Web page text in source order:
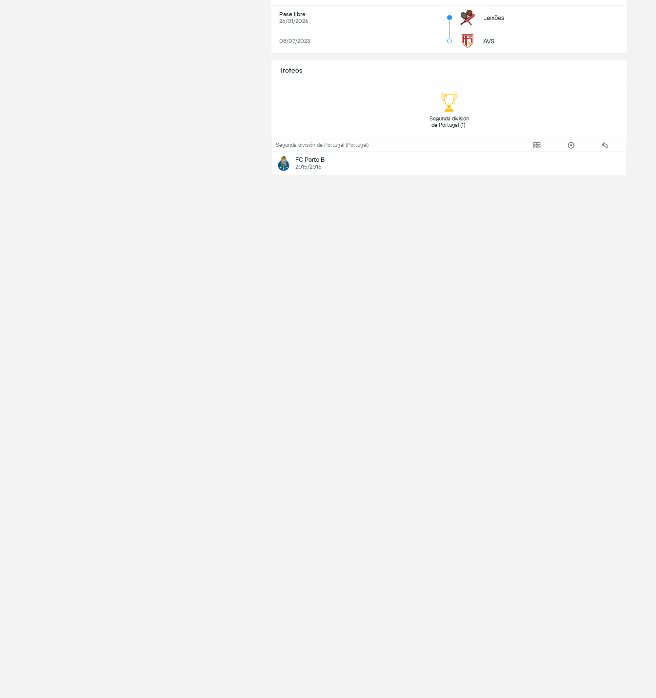
Pase libre
26/01/2026
Leixões
08/07/2023 AVS
Trofeos
Segunda división
Segunda división de Portugal (Portugal)
FC Porto B
2015/2016